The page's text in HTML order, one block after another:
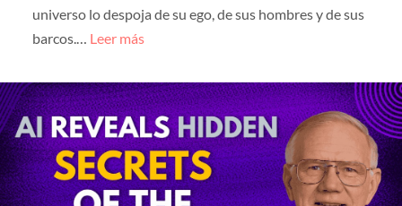
universo lo despoja de su ego, de sus hombres y de sus
barcos.… Leer más